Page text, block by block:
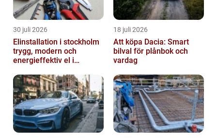
30 juli 2026
Elinstallation i stockholm
trygg, modern och
energieffektiv el i
18 juli 2026
Att köpa Dacia: Smart
bilval för plånbok och
vardag